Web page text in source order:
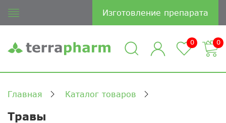
Изготовление препарата
0 0
Главная Каталог товаров
Травы